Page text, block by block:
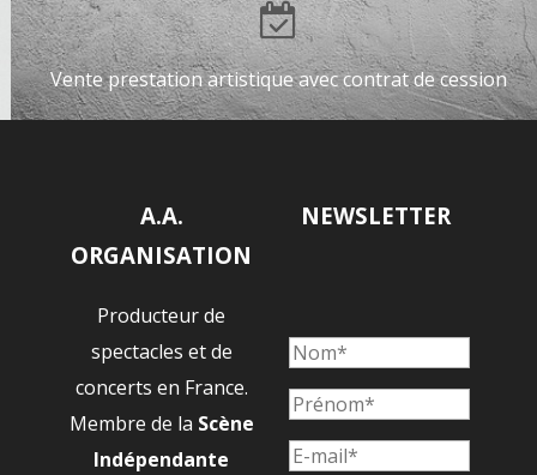
Vente prestation artistique avec contrat de cession
A.A.
ORGANISATION
Producteur de
spectacles et de
concerts en France.
Membre de la Scène
Indépendante
NEWSLETTER